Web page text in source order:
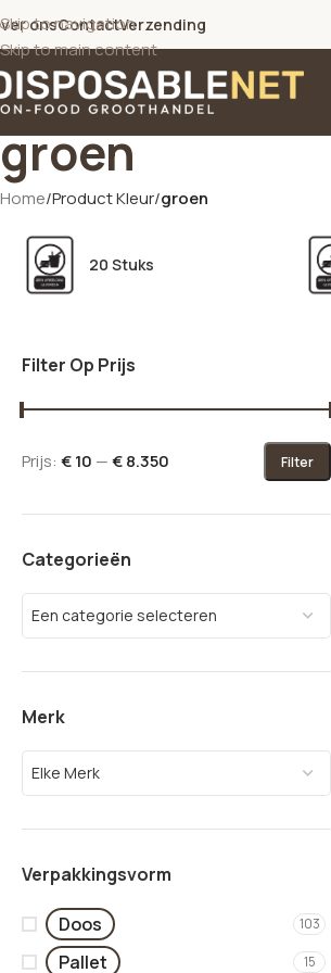
Skip to navigation
Skip to main content
onsContactVerzending
groen
Home/Product Kleur/groen
20 Stuks
Filter Op Prijs
Filter
Prijs: € 10 —€ 8.350
Categorieën
Een categorie selecteren
Merk
Elke Merk
Verpakkingsvorm
Doos 103
Pallet 15